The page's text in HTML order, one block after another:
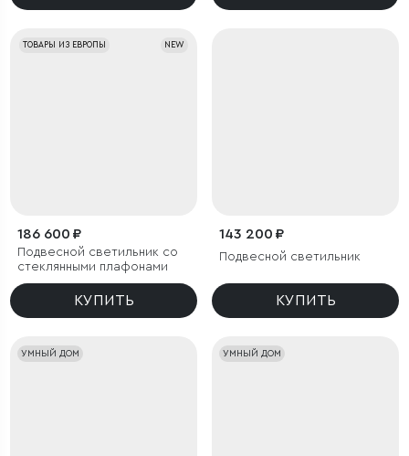
NEW
ТОВАРЫ ИЗ ЕВРОПЫ
186 600 ₽
Подвесной светильник со
стеклянными плафонами
КУПИТЬ
143 200 ₽
Подвесной светильник
КУПИТЬ
УМНЫЙ ДОМ УМНЫЙ ДОМ